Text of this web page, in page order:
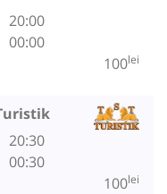
20:00
00:00
100lei
20:30
00:30
100lei